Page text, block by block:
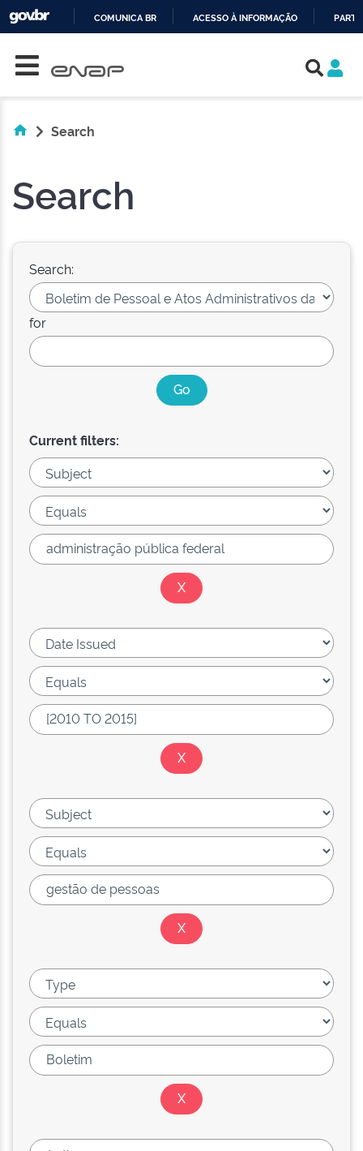
COMUNICA BR ACESSO À INFORMAÇÃO
Search
Search
Search:
for
Current filters: